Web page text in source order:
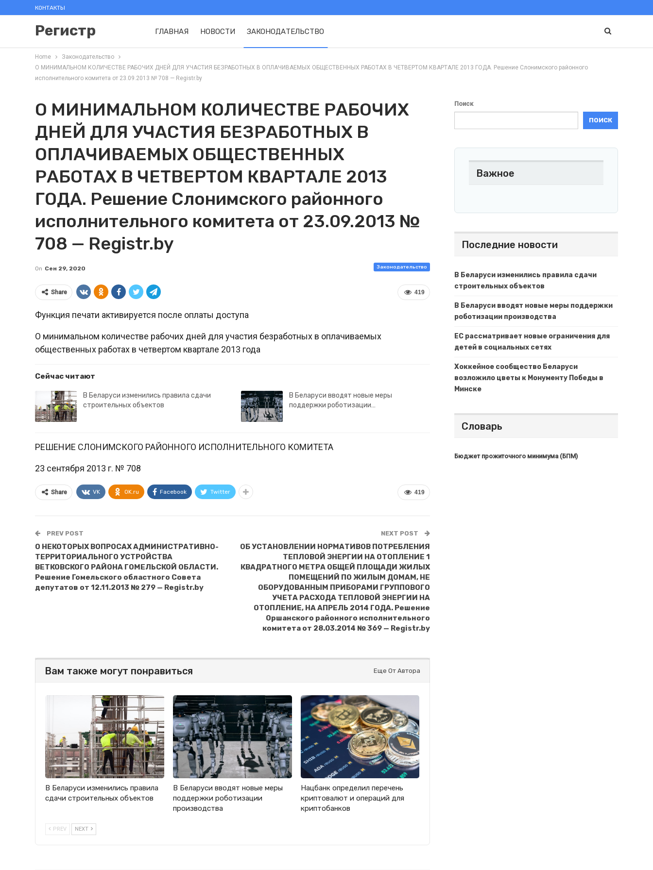
КОНТАКТЫ
Регистр ГЛАВНАЯ НОВОСТИ ЗАКОНОДАТЕЛЬСТВО
Home
Законодательство
О МИНИМАЛЬНОМ КОЛИЧЕСТВЕ РАБОЧИХ ДНЕЙ ДЛЯ УЧАСТИЯ БЕЗРАБОТНЫХ В ОПЛАЧИВАЕМЫХ ОБЩЕСТВЕННЫХ РАБОТАХ В ЧЕТВЕРТОМ КВАРТАЛЕ 2013 ГОДА. Решение Слонимского районного
исполнительного комитета от 23.09.2013 № 708 — Registr.by
О МИНИМАЛЬНОМ КОЛИЧЕСТВЕ РАБОЧИХ
ДНЕЙ ДЛЯ УЧАСТИЯ БЕЗРАБОТНЫХ В
ОПЛАЧИВАЕМЫХ ОБЩЕСТВЕННЫХ
РАБОТАХ В ЧЕТВЕРТОМ КВАРТАЛЕ 2013
ГОДА. Решение Слонимского районного
исполнительного комитета от 23.09.2013 №
708 — Registr.by
Законодательство
On Сен 29, 2020
419
Share
Функция печати активируется после оплаты доступа
О минимальном количестве рабочих дней для участия безработных в оплачиваемых
общественных работах в четвертом квартале 2013 года
Сейчас читают
В Беларуси изменились правила сдачи
строительных объектов
В Беларуси вводят новые меры
поддержки роботизации…
РЕШЕНИЕ СЛОНИМСКОГО РАЙОННОГО ИСПОЛНИТЕЛЬНОГО КОМИТЕТА
23 сентября 2013 г. № 708
419
Share VK OK.ru Facebook Twitter
PREV POST
О НЕКОТОРЫХ ВОПРОСАХ АДМИНИСТРАТИВНО-
ТЕРРИТОРИАЛЬНОГО УСТРОЙСТВА
ВЕТКОВСКОГО РАЙОНА ГОМЕЛЬСКОЙ ОБЛАСТИ.
Решение Гомельского областного Совета
депутатов от 12.11.2013 № 279 — Registr.by
NEXT POST
ОБ УСТАНОВЛЕНИИ НОРМАТИВОВ ПОТРЕБЛЕНИЯ
ТЕПЛОВОЙ ЭНЕРГИИ НА ОТОПЛЕНИЕ 1
КВАДРАТНОГО МЕТРА ОБЩЕЙ ПЛОЩАДИ ЖИЛЫХ
ПОМЕЩЕНИЙ ПО ЖИЛЫМ ДОМАМ, НЕ
ОБОРУДОВАННЫМ ПРИБОРАМИ ГРУППОВОГО
УЧЕТА РАСХОДА ТЕПЛОВОЙ ЭНЕРГИИ НА
ОТОПЛЕНИЕ, НА АПРЕЛЬ 2014 ГОДА. Решение
Оршанского районного исполнительного
комитета от 28.03.2014 № 369 — Registr.by
Вам также могут понравиться Еще От Автора
В Беларуси изменились правила
сдачи строительных объектов
В Беларуси вводят новые меры
поддержки роботизации
производства
Нацбанк определил перечень
криптовалют и операций для
криптобанков
PREV NEXT
Поиск
ПОИСК
Важное
Последние новости
В Беларуси изменились правила сдачи
строительных объектов
В Беларуси вводят новые меры поддержки
роботизации производства
ЕС рассматривает новые ограничения для
детей в социальных сетях
Хоккейное сообщество Беларуси
возложило цветы к Монументу Победы в
Минске
Словарь
Бюджет прожиточного минимума (БПМ)